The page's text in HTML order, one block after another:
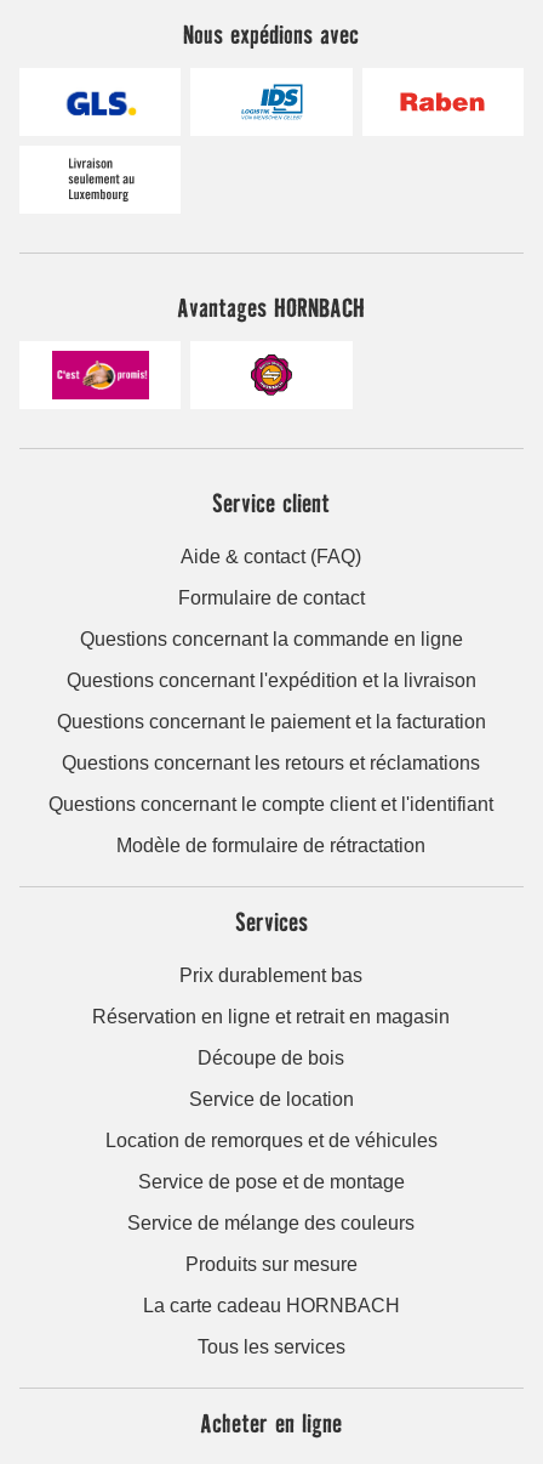
Nous expédions avec
Avantages HORNBACH
Service client
Aide & contact (FAQ)
Formulaire de contact
Questions concernant la commande en ligne
Questions concernant l'expédition et la livraison
Questions concernant le paiement et la facturation
Questions concernant les retours et réclamations
Questions concernant le compte client et l'identifiant
Modèle de formulaire de rétractation
Services
Prix durablement bas
Réservation en ligne et retrait en magasin
Découpe de bois
Service de location
Location de remorques et de véhicules
Service de pose et de montage
Service de mélange des couleurs
Produits sur mesure
La carte cadeau HORNBACH
Tous les services
Acheter en ligne